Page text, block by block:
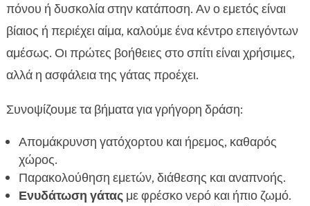
πόνου ή δυσκολία στην κατάποση. Αν ο εμετός είναι
βίαιος ή περιέχει αίμα, καλούμε ένα κέντρο επειγόντων
αμέσως. Οι πρώτες βοήθειες στο σπίτι είναι χρήσιμες,
αλλά η ασφάλεια της γάτας προέχει.
Συνοψίζουμε τα βήματα για γρήγορη δράση:
Απομάκρυνση γατόχορτου και ήρεμος, καθαρός
χώρος.
Παρακολούθηση εμετών, διάθεσης και αναπνοής.
Ενυδάτωση γάταςμε φρέσκο νερό και ήπιο ζωμό.